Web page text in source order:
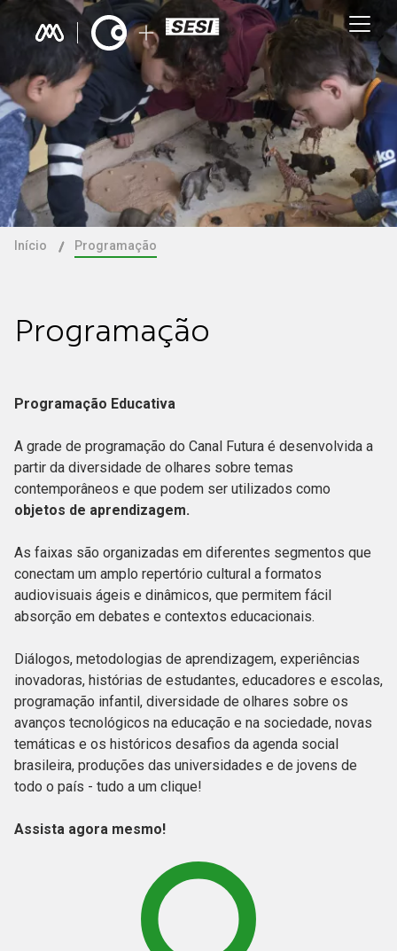
Início Programação
Programação
Programação Educativa
A grade de programação do Canal Futura é desenvolvida a
partir da diversidade de olhares sobre temas
contemporâneos e que podem ser utilizados como
objetos de aprendizagem.
As faixas são organizadas em diferentes segmentos que
conectam um amplo repertório cultural a formatos
audiovisuais ágeis e dinâmicos, que permitem fácil
absorção em debates e contextos educacionais.
Diálogos, metodologias de aprendizagem, experiências
inovadoras, histórias de estudantes, educadores e escolas,
programação infantil, diversidade de olhares sobre os
avanços tecnológicos na educação e na sociedade, novas
temáticas e os históricos desafios da agenda social
brasileira, produções das universidades e de jovens de
todo o país - tudo a um clique!
Assista agora mesmo!